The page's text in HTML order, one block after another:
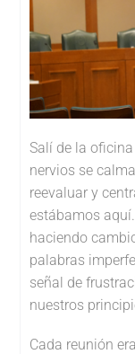
Salí de la
nervios se
reevaluar y
estábamos
haciendo
palabras
señal de
nuestros
Cada reunión